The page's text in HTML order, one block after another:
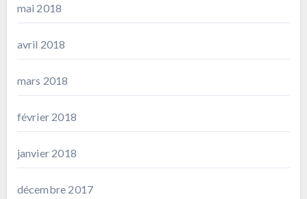
mai 2018
avril 2018
mars 2018
février 2018
janvier 2018
décembre 2017